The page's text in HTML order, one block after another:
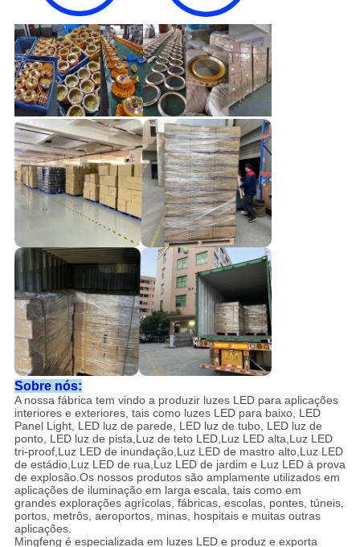
Sobre nós:
A nossa fábrica tem vindo a produzir luzes LED para aplicações
interiores e exteriores, tais como luzes LED para baixo, LED
Panel Light, LED luz de parede, LED luz de tubo, LED luz de
ponto, LED luz de pista,Luz de teto LED,Luz LED alta,Luz LED
tri-proof,Luz LED de inundação,Luz LED de mastro alto,Luz LED
de estádio,Luz LED de rua,Luz LED de jardim e Luz LED à prova
de explosão.Os nossos produtos são amplamente utilizados em
aplicações de iluminação em larga escala, tais como em
grandes explorações agrícolas, fábricas, escolas, pontes, túneis,
portos, metrôs, aeroportos, minas, hospitais e muitas outras
aplicações.
Mingfeng é especializada em luzes LED e produz e exporta